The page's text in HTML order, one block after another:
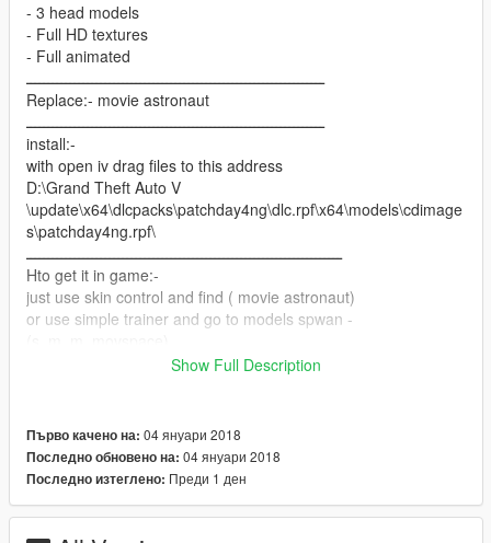
- 3 head models
- Full HD textures
- Full animated
ــــــــــــــــــــــــــــــــــــــــــــــــــــــــــــــــــــ
Replace:- movie astronaut
ــــــــــــــــــــــــــــــــــــــــــــــــــــــــــــــــــــ
install:-
with open iv drag files to this address
D:\Grand Theft Auto V
\update\x64\dlcpacks\patchday4ng\dlc.rpf\x64\models\cdimage
s\patchday4ng.rpf\
ــــــــــــــــــــــــــــــــــــــــــــــــــــــــــــــــــــــــ
Hto get it in game:-
just use skin control and find ( movie astronaut)
or use simple trainer and go to models spwan -
ـــــــــــــــــــــــــــــــــــــــــــــــــــــــــــــــــــــــــــــ
Show Full Description
Първо качено на: 04 януари 2018
Последно обновено на: 04 януари 2018
Последно изтеглено: Преди 1 ден